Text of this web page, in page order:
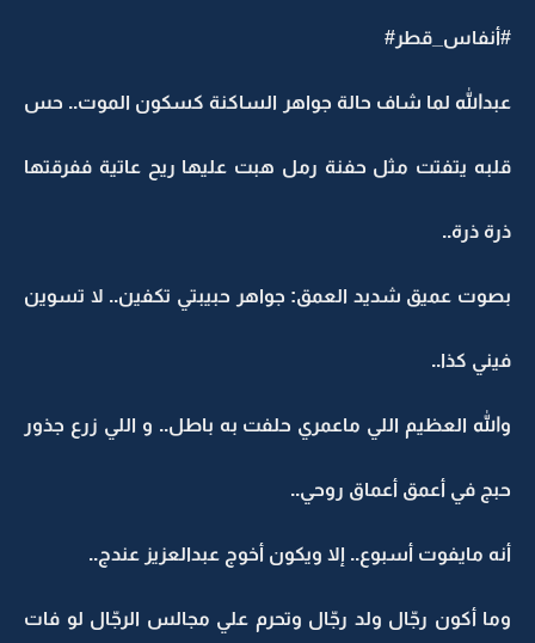
#أنفاس_قطر#
عبدالله لما شاف حالة جواهر الساكنة كسكون الموت.. حس
قلبه يتفتت مثل حفنة رمل هبت عليها ريح عاتية ففرقتها
ذرة ذرة..
بصوت عميق شديد العمق: جواهر حبيبتي تكفين.. لا تسوين
فيني كذا..
والله العظيم اللي ماعمري حلفت به باطل.. و اللي زرع جذور
حبج في أعمق أعماق روحي..
أنه مايفوت أسبوع.. إلا ويكون أخوج عبدالعزيز عندج..
وما أكون رجّال ولد رجّال وتحرم علي مجالس الرجّال لو فات